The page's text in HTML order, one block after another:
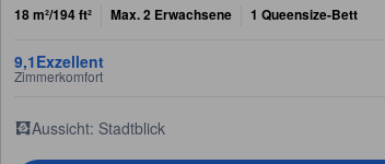
18 m²/194 ft² Max. 2 Erwachsene 1 Queensize-Bett
9,1Exzellent
Zimmerkomfort
Aussicht: Stadtblick